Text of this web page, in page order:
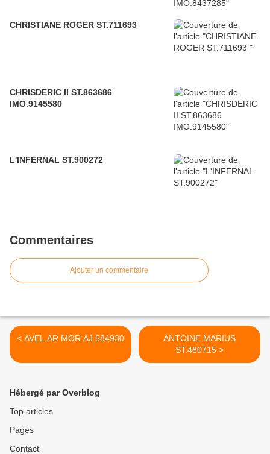
CHRISTIANE ROGER ST.711693
CHRISDERIC II ST.863686
IMO.9145580
L'INFERNAL ST.900272
Commentaires
Ajouter un commentaire
< AVEL AR MOR AJ.584930
ANTOINE MARIUS
ST.480715 >
Hébergé par Overblog
Top articles
Pages
Contact